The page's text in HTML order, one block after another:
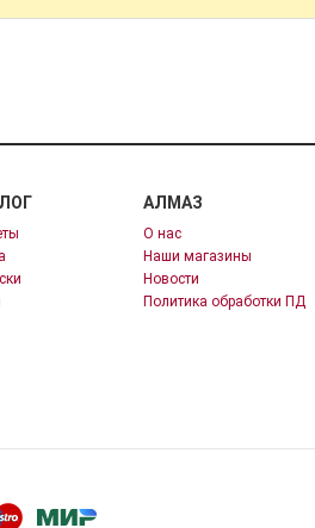
АЛМАЗ
О нас
Наши магазины
Новости
Политика обработки ПД